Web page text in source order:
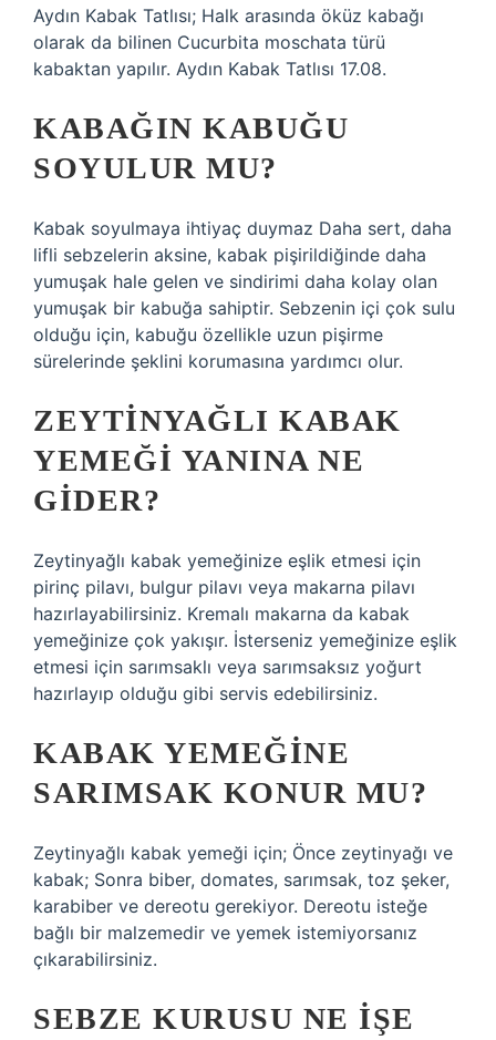
Aydın Kabak Tatlısı; Halk arasında öküz kabağı
olarak da bilinen Cucurbita moschata türü
kabaktan yapılır. Aydın Kabak Tatlısı 17.08.
KABAĞIN KABUĞU
SOYULUR MU?
Kabak soyulmaya ihtiyaç duymaz Daha sert, daha
lifli sebzelerin aksine, kabak pişirildiğinde daha
yumuşak hale gelen ve sindirimi daha kolay olan
yumuşak bir kabuğa sahiptir. Sebzenin içi çok sulu
olduğu için, kabuğu özellikle uzun pişirme
sürelerinde şeklini korumasına yardımcı olur.
ZEYTINYAĞLI KABAK
YEMEĞI YANINA NE
GIDER?
Zeytinyağlı kabak yemeğinize eşlik etmesi için
pirinç pilavı, bulgur pilavı veya makarna pilavı
hazırlayabilirsiniz. Kremalı makarna da kabak
yemeğinize çok yakışır. İsterseniz yemeğinize eşlik
etmesi için sarımsaklı veya sarımsaksız yoğurt
hazırlayıp olduğu gibi servis edebilirsiniz.
KABAK YEMEĞINE
SARIMSAK KONUR MU?
Zeytinyağlı kabak yemeği için; Önce zeytinyağı ve
kabak; Sonra biber, domates, sarımsak, toz şeker,
karabiber ve dereotu gerekiyor. Dereotu isteğe
bağlı bir malzemedir ve yemek istemiyorsanız
çıkarabilirsiniz.
SEBZE KURUSU NE IŞE